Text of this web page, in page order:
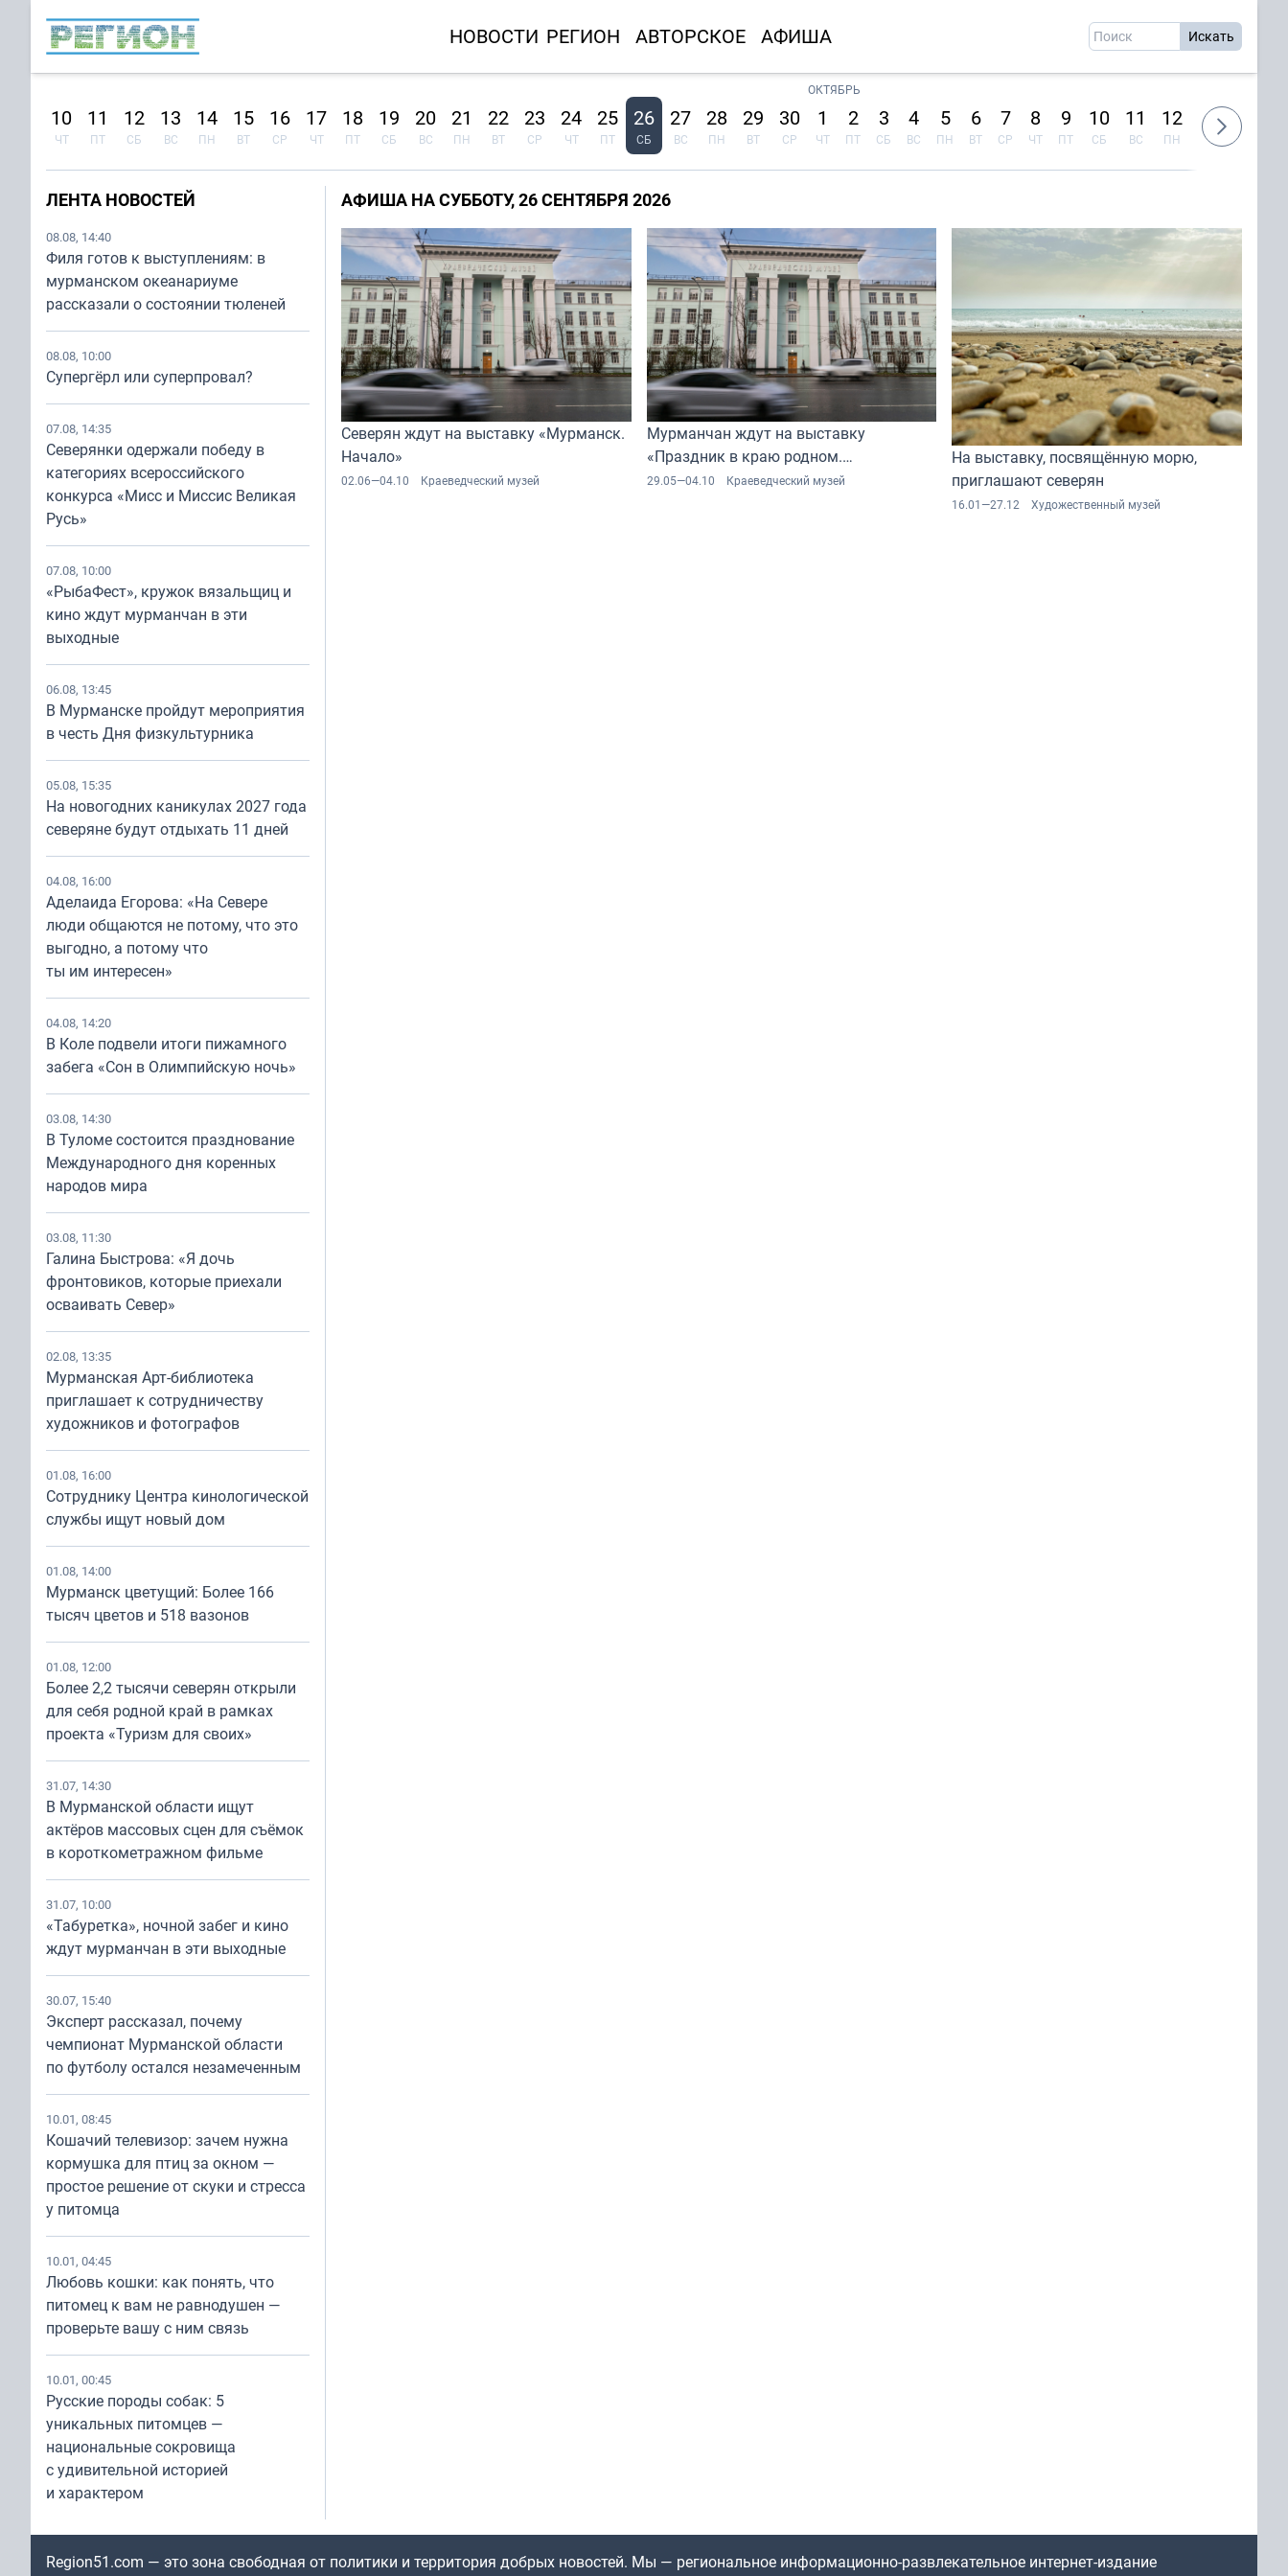
НОВОСТИ РЕГИОН АВТОРСКОЕ АФИША
10
ЧТ
11
ПТ
12
СБ
13
ВС
14
ПН
15
ВТ
16
СР
17
ЧТ
18
ПТ
19
СБ
20
ВС
21
ПН
22
ВТ
23
СР
24
ЧТ
25
ПТ
26
СБ
27
ВС
28
ПН
29
ВТ
30
СР
ОКТЯБРЬ
1
ЧТ
2
ПТ
3
СБ
4
ВС
5
ПН
6
ВТ
7
СР
8
ЧТ
9
ПТ
10
СБ
11
ВС
12
ПН
13
ВТ
14
СР
ЛЕНТА НОВОСТЕЙ
08.08, 14:40
Филя готов к выступлениям: в
мурманском океанариуме
рассказали о состоянии тюленей
08.08, 10:00
Супергёрл или суперпровал?
07.08, 14:35
Северянки одержали победу в
категориях всероссийского
конкурса «Мисс и Миссис Великая
Русь»
07.08, 10:00
«РыбаФест», кружок вязальщиц и
кино ждут мурманчан в эти
выходные
06.08, 13:45
В Мурманске пройдут мероприятия
в честь Дня физкультурника
05.08, 15:35
На новогодних каникулах 2027 года
северяне будут отдыхать 11 дней
04.08, 16:00
Аделаида Егорова: «На Севере
люди общаются не потому, что это
выгодно, а потому что
ты им интересен»
04.08, 14:20
В Коле подвели итоги пижамного
забега «Сон в Олимпийскую ночь»
03.08, 14:30
В Туломе состоится празднование
Международного дня коренных
народов мира
03.08, 11:30
Галина Быстрова: «Я дочь
фронтовиков, которые приехали
осваивать Север»
02.08, 13:35
Мурманская Арт-библиотека
приглашает к сотрудничеству
художников и фотографов
01.08, 16:00
Сотруднику Центра кинологической
службы ищут новый дом
01.08, 14:00
Мурманск цветущий: Более 166
тысяч цветов и 518 вазонов
01.08, 12:00
Более 2,2 тысячи северян открыли
для себя родной край в рамках
проекта «Туризм для своих»
31.07, 14:30
В Мурманской области ищут
актёров массовых сцен для съёмок
в короткометражном фильме
31.07, 10:00
«Табуретка», ночной забег и кино
ждут мурманчан в эти выходные
30.07, 15:40
Эксперт рассказал, почему
чемпионат Мурманской области
по футболу остался незамеченным
10.01, 08:45
Кошачий телевизор: зачем нужна
кормушка для птиц за окном —
простое решение от скуки и стресса
у питомца
10.01, 04:45
Любовь кошки: как понять, что
питомец к вам не равнодушен —
проверьте вашу с ним связь
10.01, 00:45
Русские породы собак: 5
уникальных питомцев —
национальные сокровища
с удивительной историей
и характером
АФИША НА СУББОТУ, 26 СЕНТЯБРЯ 2026
Северян ждут на выставку «Мурманск.
Начало»
02.06—04.10 Краеведческий музей
Мурманчан ждут на выставку
«Праздник в краю родном.
На перекрёстке традиций и времён»
29.05—04.10 Краеведческий музей
На выставку, посвящённую морю,
приглашают северян
16.01—27.12 Художественный музей
Region51.com — это зона свободная от политики и территория добрых новостей. Мы — региональное информационно-развлекательное интернет-издание